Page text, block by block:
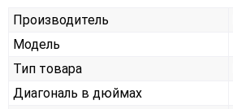
Производитель
Модель
Тип товара
Диагональ в дюймах